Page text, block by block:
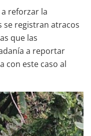
reforzar la
se registran atracos
que las
a reportar
con este caso al